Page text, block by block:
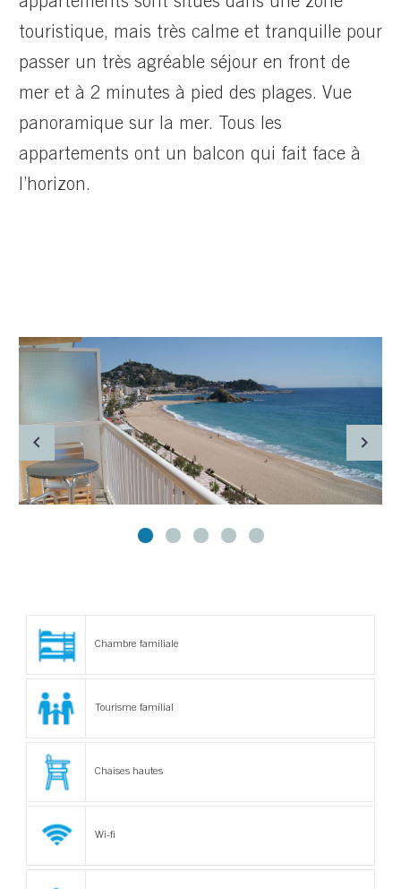
appartements sont situés dans une zone
touristique, mais très calme et tranquille pour
passer un très agréable séjour en front de
mer et à 2 minutes à pied des plages. Vue
panoramique sur la mer. Tous les
appartements ont un balcon qui fait face à
l’horizon.
Chambre familiale
Tourisme familial
Chaises hautes
Wi-fi